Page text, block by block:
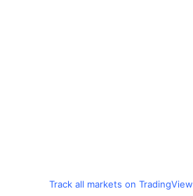
Track all markets on TradingView